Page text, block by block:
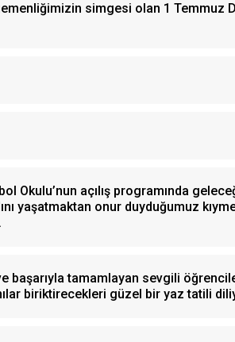
simgesi olan 1 Temmuz
Okulu’nun açılış programında
yaşatmaktan onur duyduğumuz
başarıyla tamamlayan sevgili
biriktirecekleri güzel bir yaz tatili